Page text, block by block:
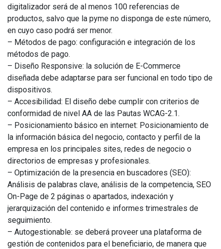
digitalizador será de al menos 100 referencias de
productos, salvo que la pyme no disponga de este número,
en cuyo caso podrá ser menor.
– Métodos de pago: configuración e integración de los
métodos de pago.
– Diseño Responsive: la solución de E-Commerce
diseñada debe adaptarse para ser funcional en todo tipo de
dispositivos.
– Accesibilidad: El diseño debe cumplir con criterios de
conformidad de nivel AA de las Pautas WCAG-2.1.
– Posicionamiento básico en internet: Posicionamiento de
la información básica del negocio, contacto y perfil de la
empresa en los principales sites, redes de negocio o
directorios de empresas y profesionales.
– Optimización de la presencia en buscadores (SEO):
Análisis de palabras clave, análisis de la competencia, SEO
On-Page de 2 páginas o apartados, indexación y
jerarquización del contenido e informes trimestrales de
seguimiento.
– Autogestionable: se deberá proveer una plataforma de
gestión de contenidos para el beneficiario, de manera que